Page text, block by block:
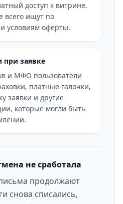
доступ к витрине.
всего ищут по
условиям оферты.
при заявке
и МФО пользователи
платные галочки,
заявки и другие
которые могли быть
не сработала
продолжают
снова списались,